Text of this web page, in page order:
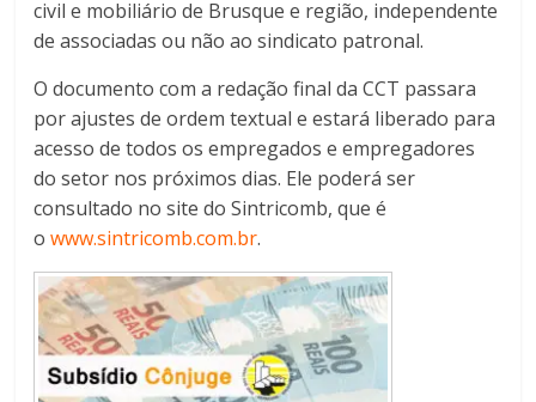
civil e mobiliário de Brusque e região, independente
de associadas ou não ao sindicato patronal.
O documento com a redação final da CCT passara
por ajustes de ordem textual e estará liberado para
acesso de todos os empregados e empregadores
do setor nos próximos dias. Ele poderá ser
consultado no site do Sintricomb, que é
owww.sintricomb.com.br.